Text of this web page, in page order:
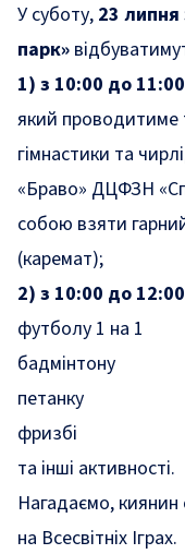
У суботу, 23 липня
парк»
1) з 10:00 до 11:00
який проводитиме
гімнастики та
«Браво» ДЦФЗН
собою взяти
(каремат);
2) з 10:00 до 12:00
футболу 1 на 1
бадмінтону
петанку
фризбі
та інші активності.
Нагадаємо, киянин
на Всесвітніх Іграх.